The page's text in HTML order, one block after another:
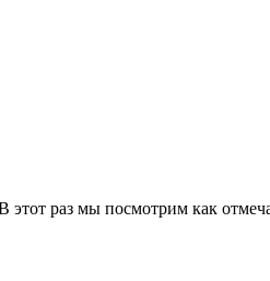
этот раз мы посмотрим как